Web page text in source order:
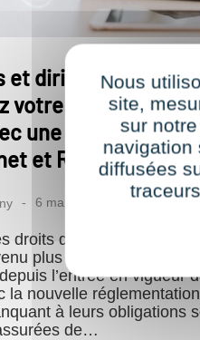
et dirigeants :
votre entreprise
une formation en
et RGPD
6 mars 2020
droits des utilisateurs sur
plus complexe pour les
l’entrée en vigueur
la nouvelle
à leurs obligations
de…
Nous
site,
sur
navigation
diffusées